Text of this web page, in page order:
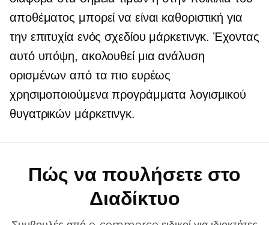
αποθέματος μπορεί να είναι καθοριστική για
την επιτυχία ενός σχεδίου μάρκετινγκ. Έχοντας
αυτό υπόψη, ακολουθεί μια ανάλυση
ορισμένων από τα πιο ευρέως
χρησιμοποιούμενα προγράμματα λογισμικού
θυγατρικών μάρκετινγκ.
Πώς να πουλήσετε στο
Διαδίκτυο